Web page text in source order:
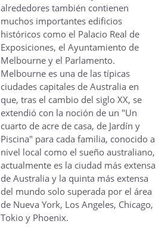
alrededores también contienen
muchos importantes edificios
históricos como el Palacio Real de
Exposiciones, el Ayuntamiento de
Melbourne y el Parlamento.
Melbourne es una de las típicas
ciudades capitales de Australia en
que, tras el cambio del siglo XX, se
extendió con la noción de un "Un
cuarto de acre de casa, de Jardín y
Piscina" para cada familia, conocido a
nivel local como el sueño australiano,
actualmente es la ciudad más extensa
de Australia y la quinta más extensa
del mundo solo superada por el área
de Nueva York, Los Angeles, Chicago,
Tokio y Phoenix.